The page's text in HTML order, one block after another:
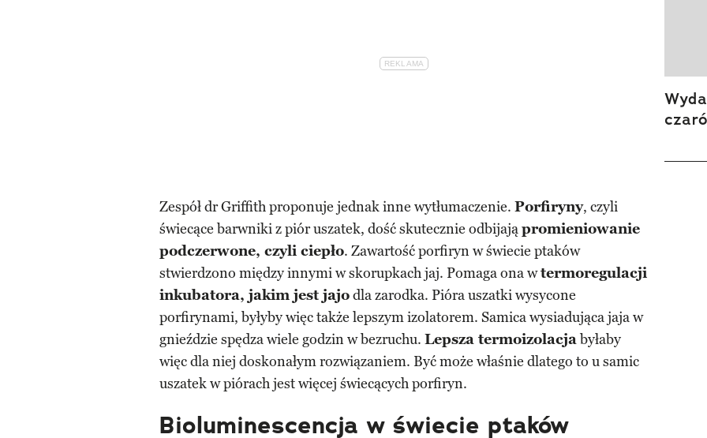
Zespół dr Griffith proponuje jednak inne wytłumaczenie. Porfiryny, czyli
świecące barwniki z piór uszatek, dość skutecznie odbijająpromieniowanie
podczerwone, czyli ciepło. Zawartość porfiryn w świecie ptaków
stwierdzono między innymi w skorupkach jaj. Pomaga ona wtermoregulacji
inkubatora, jakim jest jajodla zarodka. Pióra uszatki wysycone
porfirynami, byłyby więc także lepszym izolatorem. Samica wysiadująca jaja w
gnieździe spędza wiele godzin w bezruchu. Lepsza termoizolacjabyłaby
więc dla niej doskonałym rozwiązaniem. Być może właśnie dlatego to u samic
uszatek w piórach jest więcej świecących porfiryn.
Bioluminescencja w świecie ptaków